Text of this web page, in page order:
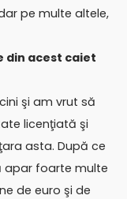
pe multe altele,
din acest caiet
şi am vrut să
licenţiată şi
asta. După ce
apar foarte multe
de euro şi de